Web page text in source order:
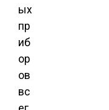
ых
пр
иб
ор
ов
вс